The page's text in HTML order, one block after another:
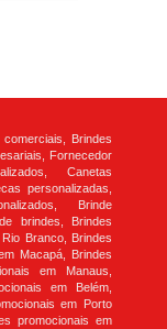
Brindes
Fornecedor
Canetas
personalizadas,
Brinde
brindes, Brindes
Branco, Brindes
Macapá, Brindes
em Manaus,
em Belém,
em Porto
promocionais em